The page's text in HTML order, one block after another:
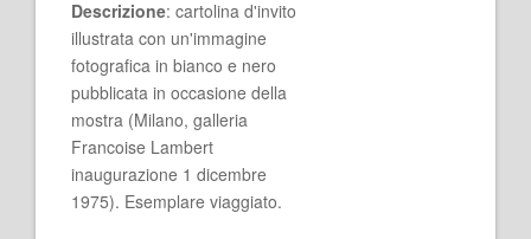
Descrizione: cartolina d'invito
illustrata con un'immagine
fotografica in bianco e nero
pubblicata in occasione della
mostra (Milano, galleria
Francoise Lambert
inaugurazione 1 dicembre
1975). Esemplare viaggiato.